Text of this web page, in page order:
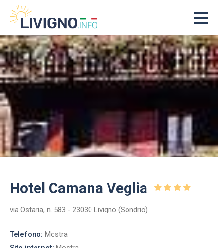
Hotel Camana Veglia
via Ostaria, n. 583 - 23030 Livigno (Sondrio)
Telefono: Mostra